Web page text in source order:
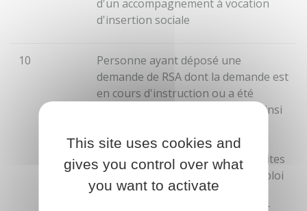
d'un accompagnement à vocation
d'insertion sociale
10
Personne ayant déposé une
demande de RSAdont la demande est
en cours d'instruction ou a été
rejetée, ou bénéficiaire du RSA, ainsi
partenaire dePacs, lorsque ces
personnes ne sont pas déjà inscrites
sur la liste des demandeurs d'emploi
au 31 décembre 2024 et sont en
This site uses cookies and
gives you control over what
you want to activate